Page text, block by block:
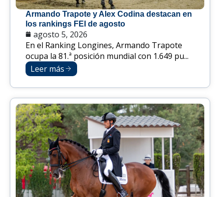
Armando Trapote y Alex Codina destacan en
los rankings FEI de agosto
agosto 5, 2026
En el Ranking Longines, Armando Trapote
ocupa la 81.ª posición mundial con 1.649 pu...
Leer más